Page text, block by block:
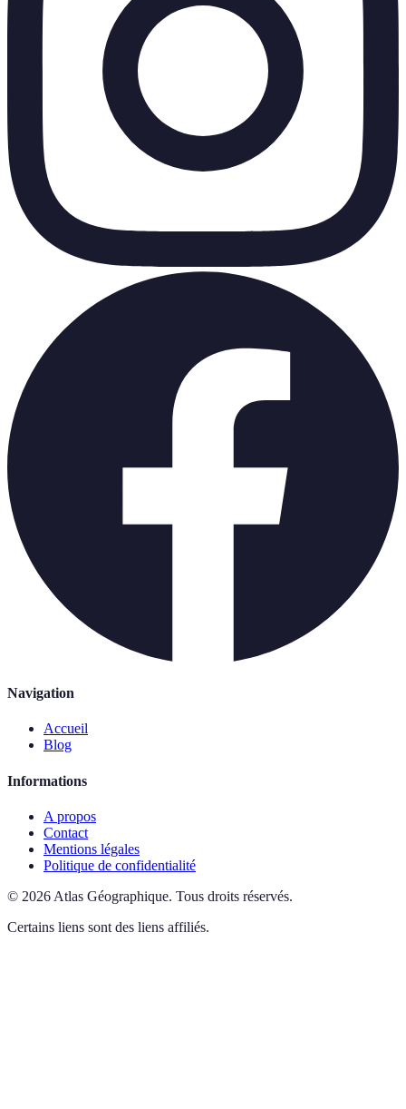
Navigation
Accueil
Blog
Informations
A propos
Contact
Mentions légales
Politique de confidentialité
© 2026 Atlas Géographique. Tous droits réservés.
Certains liens sont des liens affiliés.